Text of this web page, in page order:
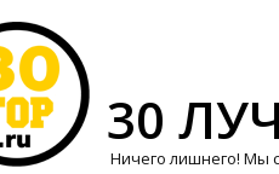
30
Ничего лишнего! Мы